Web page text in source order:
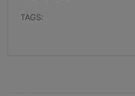
TAGS: